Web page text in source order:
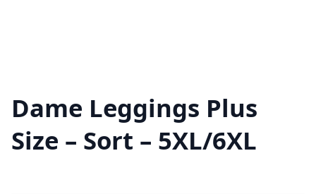
Dame Leggings Plus
Size – Sort – 5XL/6XL